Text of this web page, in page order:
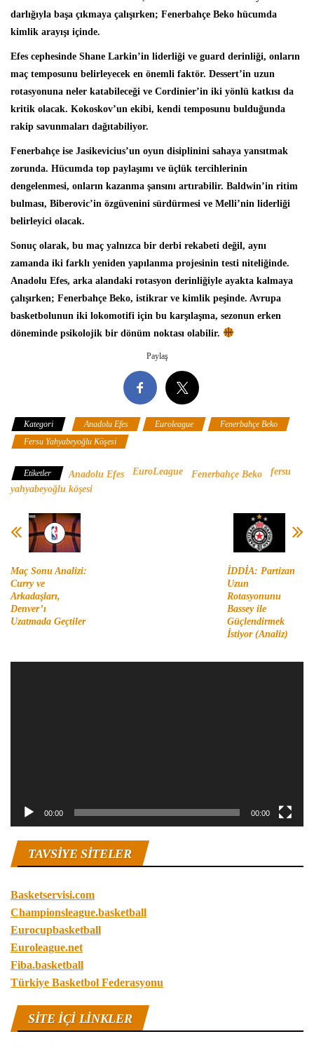
darlığıyla başa çıkmaya çalışırken; Fenerbahçe Beko hücumda
kimlik arayışı içinde.
Efes cephesinde Shane Larkin’in liderliği ve guard derinliği, onların
maç temposunu belirleyecek en önemli faktör. Dessert’in uzun
rotasyonuna neler katabileceği ve Cordinier’in iki yönlü katkısı da
kritik olacak. Kokoskov’un ekibi, kendi temposunu bulduğunda
rakip savunmaları dağıtabiliyor.
Fenerbahçe ise Jasikevicius’un oyun disiplinini sahaya yansıtmak
zorunda. Hücumda top paylaşımı ve üçlük tercihlerinin
dengelenmesi, onların kazanma şansını artırabilir. Baldwin’in ritim
bulması, Biberovic’in özgüvenini sürdürmesi ve Melli’nin liderliği
belirleyici olacak.
Sonuç olarak, bu maç yalnızca bir derbi rekabeti değil, aynı
zamanda iki farklı yeniden yapılanma projesinin testi niteliğinde.
Anadolu Efes, arka alandaki rotasyon derinliğiyle ayakta kalmaya
çalışırken; Fenerbahçe Beko, istikrar ve kimlik peşinde. Avrupa
basketbolunun iki lokomotifi için bu karşılaşma, sezonun erken
döneminde psikolojik bir dönüm noktası olabilir.
Paylaş
Kategori Anadolu Efes Euroleague
Fenerbahçe Beko
Fersu Yahyabeyoğlu Köşesi
Etiketler Anadolu Efes EuroLeague Fenerbahçe Beko
fersu
yahyabeyoğlu köşesi
Maç Sonu Analizi:
Curry ve
Arkadaşları,
Denver’ı
Uzatmada Geçtiler
İDDİA: Partizan
Uzun
Rotasyonunu
Bassey ile
Güçlendirmek
İstiyor (Analiz)
00:00 00:00
TAVSIYE SITELER
Basketservisi.com
Championsleague.basketball
Eurocupbasketball
Euroleague.net
Fiba.basketball
Türkiye Basketbol Federasyonu
SITE IÇI LINKLER